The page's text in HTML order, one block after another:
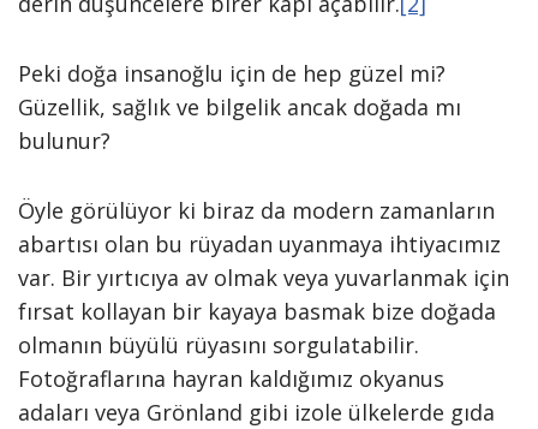
Peki doğa insanoğlu için de hep güzel mi?
Güzellik, sağlık ve bilgelik ancak doğada mı
bulunur?
Öyle görülüyor ki biraz da modern zamanların
abartısı olan bu rüyadan uyanmaya ihtiyacımız
var. Bir yırtıcıya av olmak veya yuvarlanmak için
fırsat kollayan bir kayaya basmak bize doğada
olmanın büyülü rüyasını sorgulatabilir.
Fotoğraflarına hayran kaldığımız okyanus
adaları veya Grönland gibi izole ülkelerde gıda